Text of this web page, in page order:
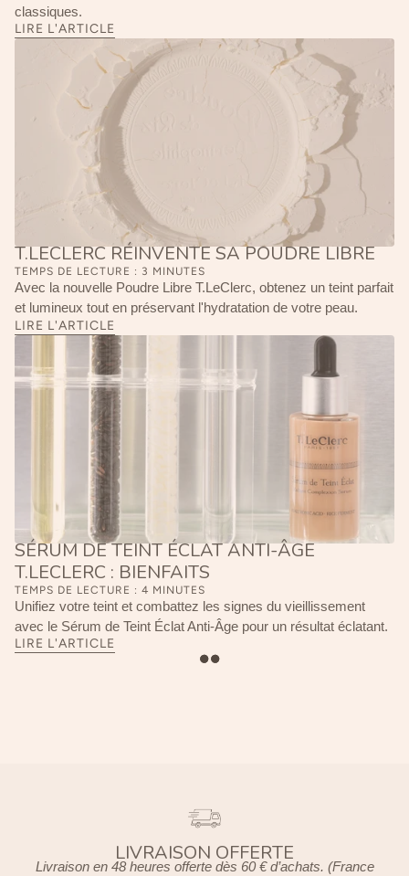
classiques.
LIRE L'ARTICLE
T.LECLERC RÉINVENTE SA POUDRE LIBRE
TEMPS DE LECTURE : 3 MINUTES
Avec la nouvelle Poudre Libre T.LeClerc, obtenez un teint parfait
et lumineux tout en préservant l'hydratation de votre peau.
LIRE L'ARTICLE
SÉRUM DE TEINT ÉCLAT ANTI-ÂGE
T.LECLERC : BIENFAITS
TEMPS DE LECTURE : 4 MINUTES
Unifiez votre teint et combattez les signes du vieillissement
avec le Sérum de Teint Éclat Anti-Âge pour un résultat éclatant.
LIRE L'ARTICLE
LIVRAISON OFFERTE
Livraison en 48 heures offerte dès 60 € d’achats. (France